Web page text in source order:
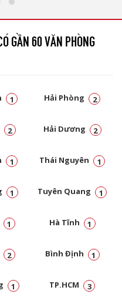
GẦN 60 VĂN PHÒNG
1 Hải Phòng 2
2 Hải Dương 2
1 Thái Nguyên 1
1 Tuyên Quang 1
1 Hà Tĩnh 1
2 Bình Định 1
1 TP.HCM 3